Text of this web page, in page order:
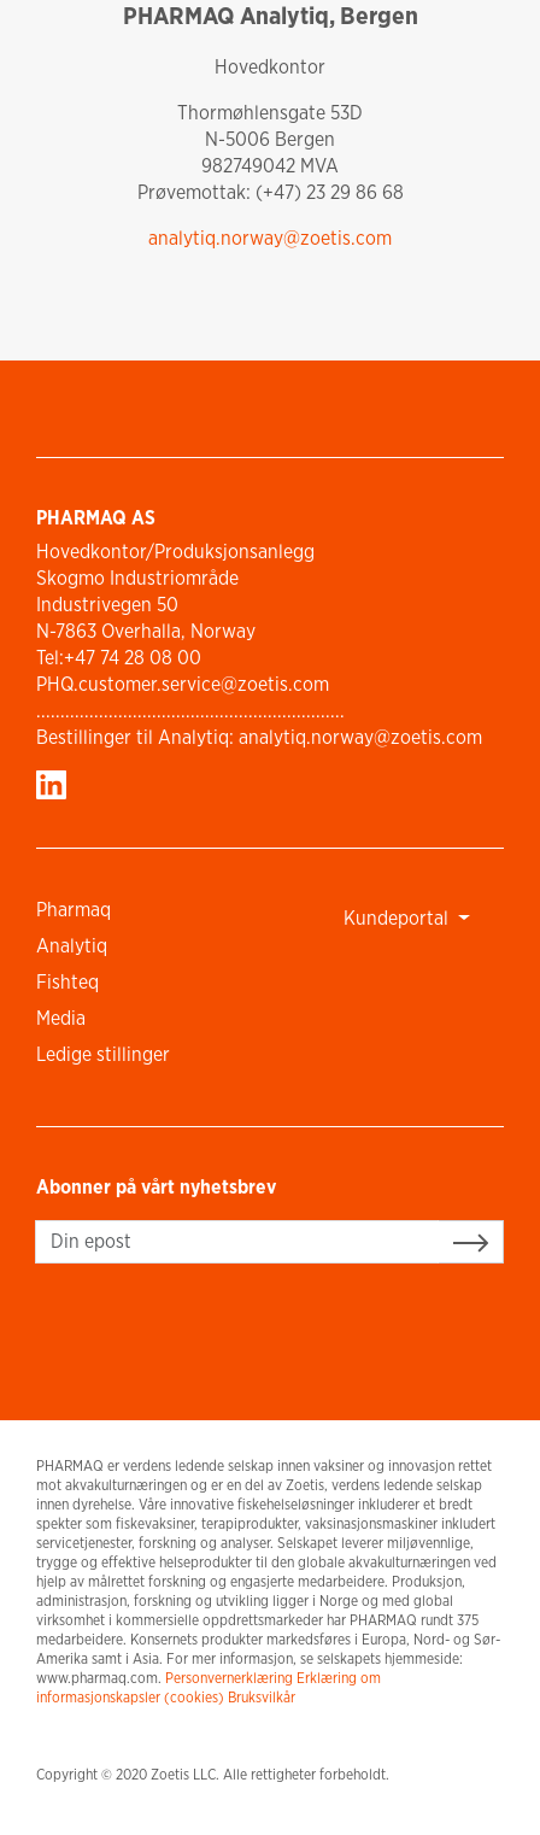
PHARMAQ Analytiq, Bergen
Hovedkontor
Thormøhlensgate 53D
N-5006 Bergen
982749042 MVA
Prøvemottak: (+47) 23 29 86 68
analytiq.norway@zoetis.com
PHARMAQ AS
Hovedkontor/Produksjonsanlegg
Skogmo Industriområde
Industrivegen 50
N-7863 Overhalla, Norway
Tel:+47 74 28 08 00
PHQ.customer.service@zoetis.com
................................................................
Bestillinger til Analytiq: analytiq.norway@zoetis.com
Pharmaq
Analytiq
Fishteq
Media
Ledige stillinger
Kundeportal
Abonner på vårt nyhetsbrev
Sign up
PHARMAQ er verdens ledende selskap innen vaksiner og innovasjon rettet
mot akvakulturnæringen og er en del av Zoetis, verdens ledende selskap
innen dyrehelse. Våre innovative fiskehelseløsninger inkluderer et bredt
spekter som fiskevaksiner, terapiprodukter, vaksinasjonsmaskiner inkludert
servicetjenester, forskning og analyser. Selskapet leverer miljøvennlige,
trygge og effektive helseprodukter til den globale akvakulturnæringen ved
hjelp av målrettet forskning og engasjerte medarbeidere. Produksjon,
administrasjon, forskning og utvikling ligger i Norge og med global
virksomhet i kommersielle oppdrettsmarkeder har PHARMAQ rundt 375
medarbeidere. Konsernets produkter markedsføres i Europa, Nord- og Sør-
Amerika samt i Asia. For mer informasjon, se selskapets hjemmeside:
www.pharmaq.com. Personvernerklæring Erklæring om
informasjonskapsler (cookies) Bruksvilkår
Copyright © 2020 Zoetis LLC. Alle rettigheter forbeholdt.